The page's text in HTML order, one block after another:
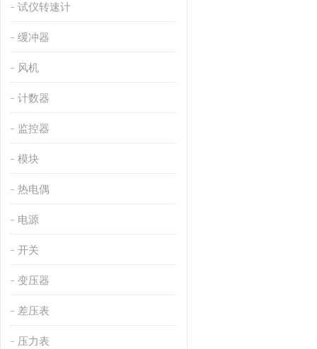
试仪转速计
缓冲器
风机
计数器
监控器
模块
热电偶
电源
开关
变压器
差压表
压力表